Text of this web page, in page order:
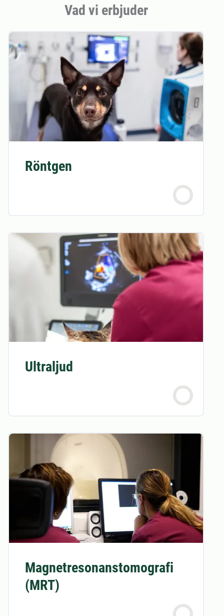
Vad vi erbjuder
Röntgen
Ultraljud
Magnetresonanstomografi
(MRT)